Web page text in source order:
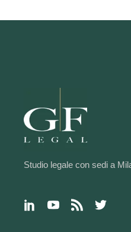
Studio legale con sedi a